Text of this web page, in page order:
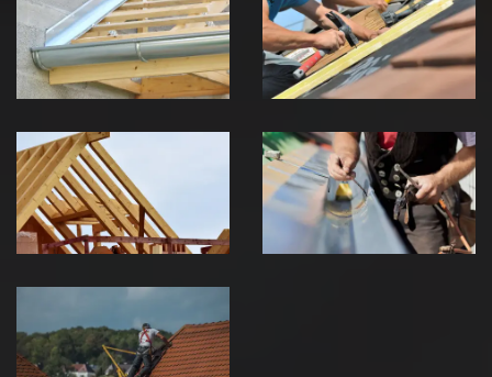
Chéneau 39
Jura
toiture 39
Jura
Traitement de
charpente 39
Jura
Travaux de
zinguerie 39
Jura
Urgence fuite
de toiture 39
Jura